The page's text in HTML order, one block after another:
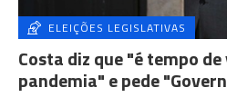
ELEIÇÕES LEGISLATIVAS
Costa diz que "é tempo
pandemia" e pede